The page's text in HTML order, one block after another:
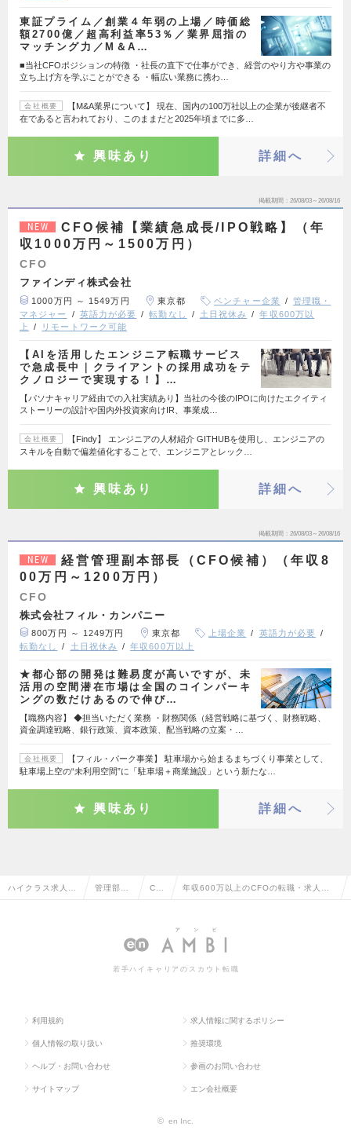
東証プライム／創業４年弱の上場／時価総
額2700億／超高利益率53％／業界屈指の
マッチング力／M＆A…
■当社CFOポジションの特徴 ・社長の直下で仕事ができ、経営のやり方や事業の
立ち上げ方を学ぶことができる ・幅広い業務に携わ…
会社概要
【M&A業界について】 現在、国内の100万社以上の企業が後継者不
在であると言われており、このままだと2025年頃までに多…
興味あり 詳細へ
掲載期間 26/08/03～26/08/16
NEW
CFO候補【業績急成長/IPO戦略】（年
収1000万円～1500万円）
CFO
ファインディ株式会社
1000万円 ～ 1549万円 東京都 ベンチャー企業
管理職・
マネジャー
英語力が必要 転勤なし 土日祝休み
年収600万以
上
リモートワーク可能
【AIを活用したエンジニア転職サービス
で急成長中｜クライアントの採用成功をテ
クノロジーで実現する！】…
【パソナキャリア経由での入社実績あり】当社の今後のIPOに向けたエクイティ
ストーリーの設計や国内外投資家向けIR、事業成…
会社概要
【Findy】 エンジニアの人材紹介 GITHUBを使用し、エンジニアの
スキルを自動で偏差値化することで、エンジニアとレック…
興味あり 詳細へ
掲載期間 26/08/03～26/08/16
NEW
経営管理副本部長（CFO候補）（年収8
00万円～1200万円）
CFO
株式会社フィル・カンパニー
800万円 ～ 1249万円 東京都 上場企業
英語力が必要
転勤なし
土日祝休み 年収600万以上
★都心部の開発は難易度が高いですが、未
活用の空間潜在市場は全国のコインパーキ
ングの数だけあるので伸び…
【職務内容】 ◆担当いただく業務 ・財務関係（経営戦略に基づく、財務戦略、
資金調達戦略、銀行政策、資本政策、配当戦略の立案・…
会社概要
【フィル・パーク事業】 駐車場から始まるまちづくり事業として、
駐車場上空の“未利用空間”に「駐車場＋商業施設」という新たな…
興味あり 詳細へ
ハイクラス求人T 管理部門 CF 年収600万以上のCFOの転職・求人情
若手ハイキャリアのスカウト転職
利用規約 求人情報に関するポリシー
個人情報の取り扱い 推奨環境
ヘルプ・お問い合わせ 参画のお問い合わせ
サイトマップ エン会社概要
© en Inc.